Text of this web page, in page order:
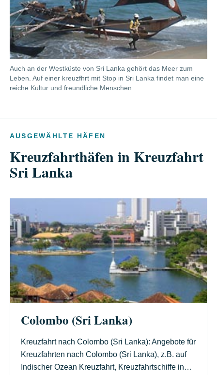
Auch an der Westküste von Sri Lanka gehört das Meer zum
Leben. Auf einer kreuzfhrt mit Stop in Sri Lanka findet man eine
reiche Kultur und freundliche Menschen.
AUSGEWÄHLTE HÄFEN
Kreuzfahrthäfen in Kreuzfahrt
Sri Lanka
Colombo (Sri Lanka)
Kreuzfahrt nach Colombo (Sri Lanka): Angebote für
Kreuzfahrten nach Colombo (Sri Lanka), z.B. auf
Indischer Ozean Kreuzfahrt, Kreuzfahrtschiffe in…